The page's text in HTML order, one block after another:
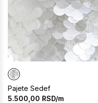
Pajete Sedef
5.500,00 RSD/m